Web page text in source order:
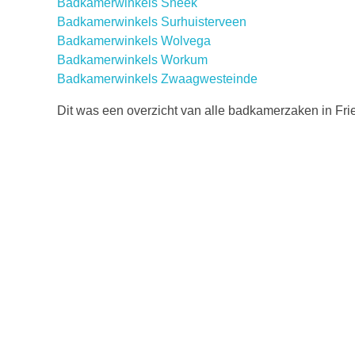
Badkamerwinkels Surhuisterveen
Badkamerwinkels Wolvega
Badkamerwinkels Workum
Badkamerwinkels Zwaagwesteinde
Dit was een overzicht van alle badkamerzaken in